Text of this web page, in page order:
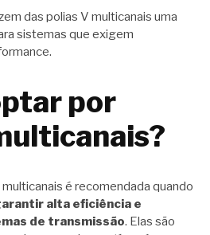
das polias V multicanais uma
sistemas que exigem
por
é recomendada quando
alta eficiência e
de transmissão. Elas são